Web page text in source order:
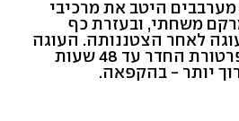
מערבבים היטב את מרכיבי
משחתי, ובעזרת כף
לאחר הצטננותה. העוגה
נשמרת היטב בטמפרטורת החדר עד 48 שעות
יותר - בהקפאה.